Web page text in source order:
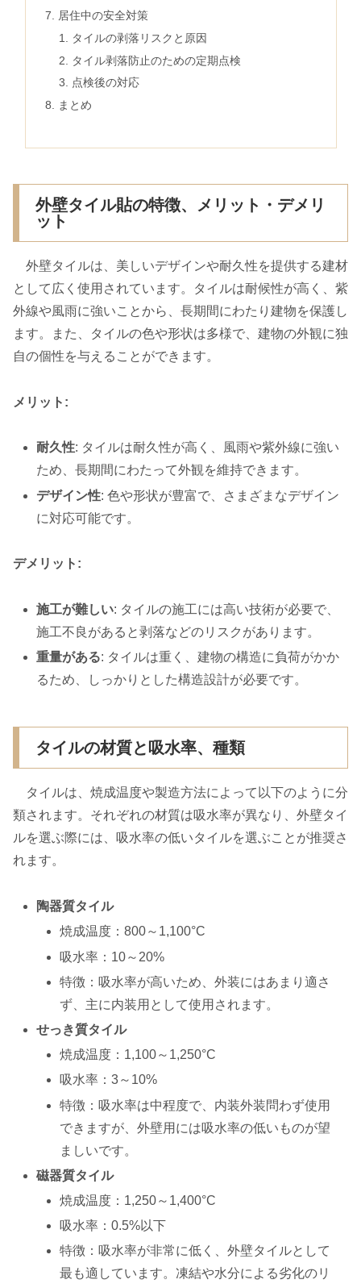
居住中の安全対策
タイルの剥落リスクと原因
タイル剥落防止のための定期点検
点検後の対応
まとめ
外壁タイル貼の特徴、メリット・デメリ
ット
外壁タイルは、美しいデザインや耐久性を提供する建材
として広く使用されています。タイルは耐候性が高く、紫
外線や風雨に強いことから、長期間にわたり建物を保護し
ます。また、タイルの色や形状は多様で、建物の外観に独
自の個性を与えることができます。
メリット:
耐久性: タイルは耐久性が高く、風雨や紫外線に強い
ため、長期間にわたって外観を維持できます。
デザイン性: 色や形状が豊富で、さまざまなデザイン
に対応可能です。
デメリット:
施工が難しい: タイルの施工には高い技術が必要で、
施工不良があると剥落などのリスクがあります。
重量がある: タイルは重く、建物の構造に負荷がかか
るため、しっかりとした構造設計が必要です。
タイルの材質と吸水率、種類
タイルは、焼成温度や製造方法によって以下のように分
類されます。それぞれの材質は吸水率が異なり、外壁タイ
ルを選ぶ際には、吸水率の低いタイルを選ぶことが推奨さ
れます。
陶器質タイル
焼成温度：800～1,100°C
吸水率：10～20%
特徴：吸水率が高いため、外装にはあまり適さ
ず、主に内装用として使用されます。
せっき質タイル
焼成温度：1,100～1,250°C
吸水率：3～10%
特徴：吸水率は中程度で、内装外装問わず使用
できますが、外壁用には吸水率の低いものが望
ましいです。
磁器質タイル
焼成温度：1,250～1,400°C
吸水率：0.5%以下
特徴：吸水率が非常に低く、外壁タイルとして
最も適しています。凍結や水分による劣化のリ